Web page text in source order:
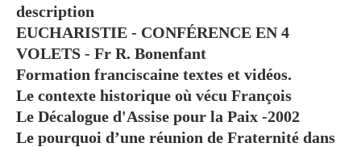
description
EUCHARISTIE - CONFÉRENCE EN 4
VOLETS - Fr R. Bonenfant
Formation franciscaine textes et vidéos.
Le contexte historique où vécu François
Le Décalogue d'Assise pour la Paix -2002
Le pourquoi d’une réunion de Fraternité dans